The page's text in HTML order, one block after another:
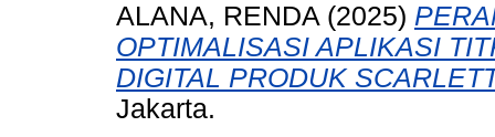
ALANA, RENDA (2025)
OPTIMALISASI APLIKASI
DIGITAL PRODUK
Jakarta.